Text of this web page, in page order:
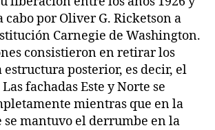
cabo por Oliver G. Ricketson a
Carnegie de Washington.
consistieron en retirar los
estructura posterior, es decir, el
fachadas Este y Norte se
mientras que en la
se mantuvo el derrumbe en la